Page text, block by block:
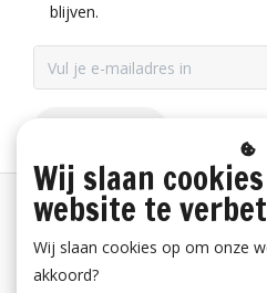
blijven.
Betaalinformatie
Wij slaan
website te
Wij slaan cookies op om onze
akkoord?